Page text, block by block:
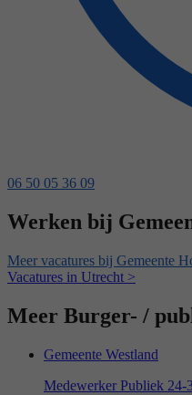
06 50 05 36 09
Werken bij
Meer vacatures bij Gemeente
Vacatures in Utrecht >
Meer Burger- /
Gemeente Westland
Medewerker Publiek 24-